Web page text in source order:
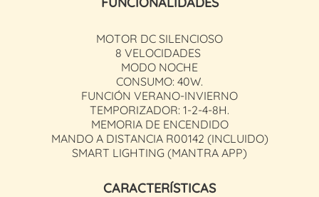
MOTOR DC SILENCIOSO
8 VELOCIDADES
MODO NOCHE
CONSUMO: 40W.
FUNCIÓN VERANO-INVIERNO
TEMPORIZADOR: 1-2-4-8H.
MEMORIA DE ENCENDIDO
MANDO A DISTANCIA R00142 (INCLUIDO)
SMART LIGHTING (MANTRA APP)
CARACTERÍSTICAS